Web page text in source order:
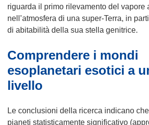
v
a
f
n
s
a
)
riguarda il primo rilevamento del vapore
nell’atmosfera di una super-Terra, in
di abitabilità della sua stella genitrice.
Comprendere i mondi
esoplanetari esotici a
livello
Le conclusioni della ricerca indicano
pianeti statisticamente significativo